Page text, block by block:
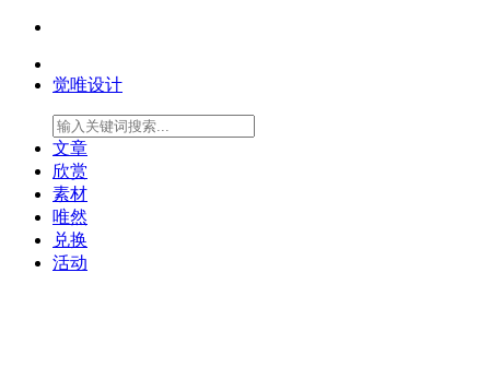
觉唯设计
文章
欣赏
素材
唯然
兑换
活动